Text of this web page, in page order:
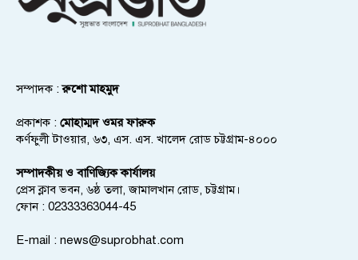
সম্পাদক :রুশো মাহমুদ
প্রকাশক : মোহাম্মদ ওমর ফারুক
কর্ণফুলী টাওয়ার, ৬৩, এস. এস. খালেদ রোড চট্টগ্রাম-৪০০০
সম্পাদকীয় ও বাণিজ্যিক কার্যালয়
প্রেস ক্লাব ভবন, ৬ষ্ঠ তলা, জামালখান রোড, চট্টগ্রাম।
ফোন : 02333363044-45
E-mail : news@suprobhat.com